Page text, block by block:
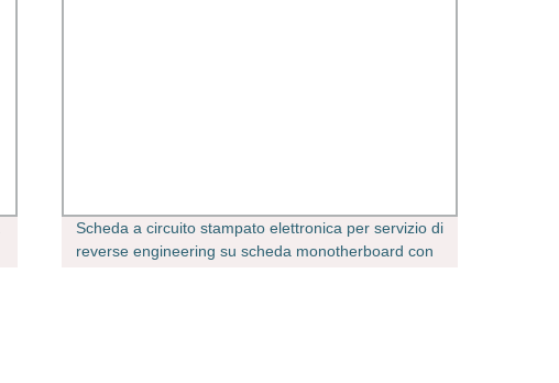
Scheda a circuito stampato elettronica per servizio di
reverse engineering su scheda monotherboard con